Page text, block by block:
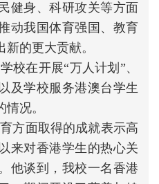
健身、科研攻关等方面
动我国体育强国、教育
的更大贡献。
校在开展“万人计划”、
及学校服务港澳台学生
况。
方面取得的成就表示高
来对香港学生的热心关
他谈到，我校一名香港